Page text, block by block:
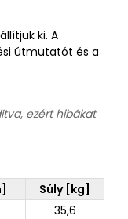
ki. A
útmutatót és a
ezért hibákat
Súly [kg]
35,6